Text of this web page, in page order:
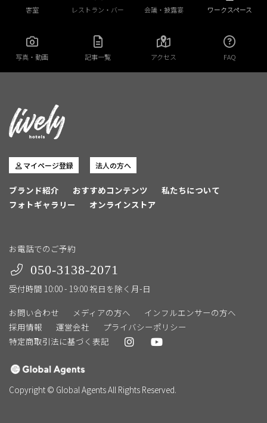
客室 レストラン・バー 会議・披露宴 ワークスペース
写真・動画 記事一覧 アクセス FAQ
マイページ登録 法人の方へ
ブランド紹介 おすすめコンテンツ
私たちについて
フォトギャラリー
オンラインストア
お電話でのご予約
050-3138-2071
受付時間 10:00 - 19:00 祝日を除く月-日
お問い合わせ
メディアの方へ
インフルエンサーの方へ
採用情報
運営会社
プライバシーポリシー
特定商取引法に基づく表記
Copyright © Global Agents All Rights Reserved.